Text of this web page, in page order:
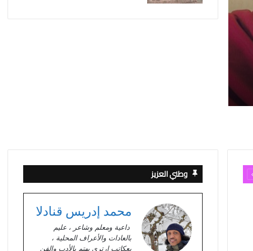
وطني العزيز
محمد إدريس قنادلا
داعية ومعلم وشاعر ، عليم
بالعادات والأعراف المحلية ،
يعكاتب ارتري يهتم بالأدب والفن